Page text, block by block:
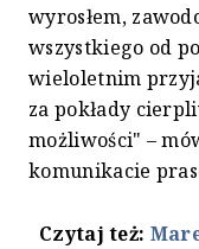
wyrosłem,
wszystkiego od
wieloletnim
za pokłady
możliwości" –
komunikacie
Czytaj też: